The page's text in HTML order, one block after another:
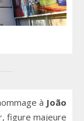
à João
figure majeure